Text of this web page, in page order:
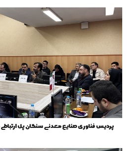
پردیس فناوری صنایع معدنی سنگان پل